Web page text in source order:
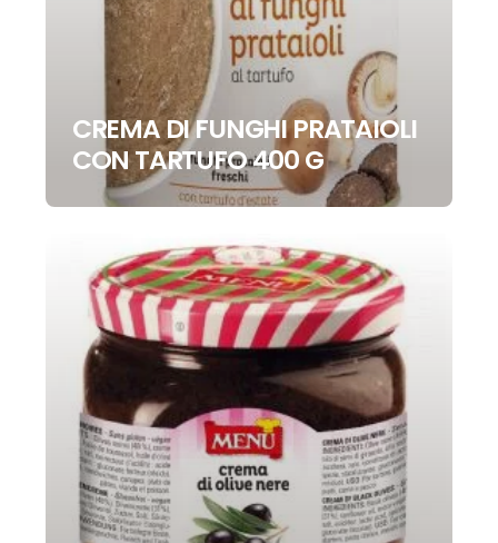
CREMA DI FUNGHI PRATAIOLI
CON TARTUFO 400 G